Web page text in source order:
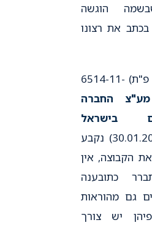
הוגשה
את רצונו
בעניין זה, בת"א (שלום פ"ת) 6514-11-
החברה
בישראל
(פורסם בנבו, 30.01.2012) נקבע
הקבוצה, אין
כתובענה
גם מהוראות
ולפיהן יש צורך